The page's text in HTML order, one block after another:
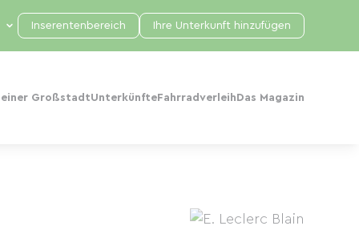
einer GroßstadtUnterkünfte Fahrradverleih Das Magazin
Inserentenbereich Ihre Unterkunft hinzufügen